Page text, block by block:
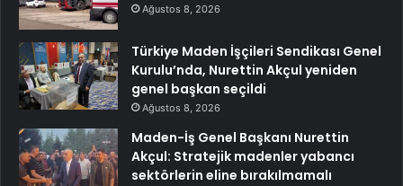
Ağustos 8, 2026
Türkiye Maden İşçileri Sendikası Genel
Kurulu’nda, Nurettin Akçul yeniden
genel başkan seçildi
Ağustos 8, 2026
Maden-İş Genel Başkanı Nurettin
Akçul: Stratejik madenler yabancı
sektörlerin eline bırakılmamalı